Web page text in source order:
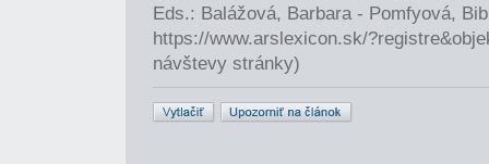
Eds.: Balážová, Barbara - Pomfyová,
https://www.arslexicon.sk/
návštevy stránky)